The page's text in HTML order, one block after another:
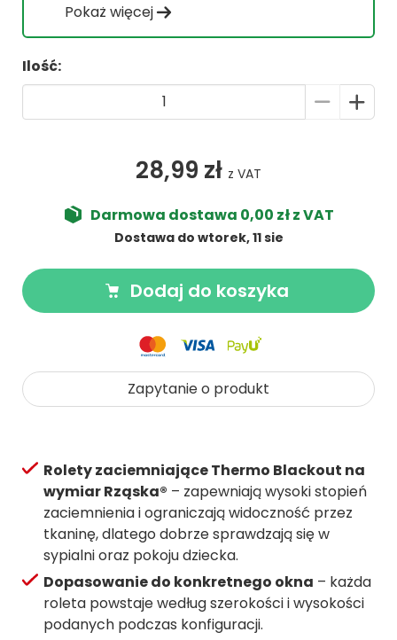
Pokaż więcej
Ilość:
28,99 zł z VAT
Darmowa dostawa 0,00 zł z VAT
Dostawa do wtorek, 11 sie
Dodaj do koszyka
Zapytanie o produkt
Rolety zaciemniające Thermo Blackout na
wymiar Rząska® – zapewniają wysoki stopień
zaciemnienia i ograniczają widoczność przez
tkaninę, dlatego dobrze sprawdzają się w
sypialni oraz pokoju dziecka.
Dopasowanie do konkretnego okna – każda
roleta powstaje według szerokości i wysokości
podanych podczas konfiguracji.